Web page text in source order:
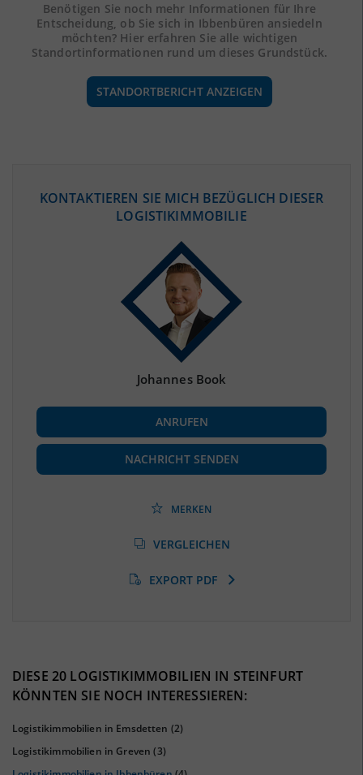
Benötigen Sie noch mehr Informationen für Ihre
Entscheidung, ob Sie sich in Ibbenbüren ansiedeln
möchten? Hier erfahren Sie alle wichtigen
Standortinformationen rund um dieses Grundstück.
STANDORTBERICHT ANZEIGEN
(STAND: 12/2019)
(Landkreis / Kreisfreie Stadt)
BESCHÄFTIGUNG
Beschäftigte
(Landkreis / Kreisfreie Stadt)
188.114
(Landkreis / Kreisfreie Stadt)
(Stand: 01/2020)
41%
KONTAKTIEREN SIE MICH BEZÜGLICH DIESER
LOGISTIKIMMOBILIE
Johannes Book
ANRUFEN
NACHRICHT SENDEN
MERKEN
VERGLEICHEN
EXPORT PDF
DIESE 20 LOGISTIKIMMOBILIEN IN STEINFURT
KÖNNTEN SIE NOCH INTERESSIEREN:
Logistikimmobilien in Emsdetten (2)
Logistikimmobilien in Greven (3)